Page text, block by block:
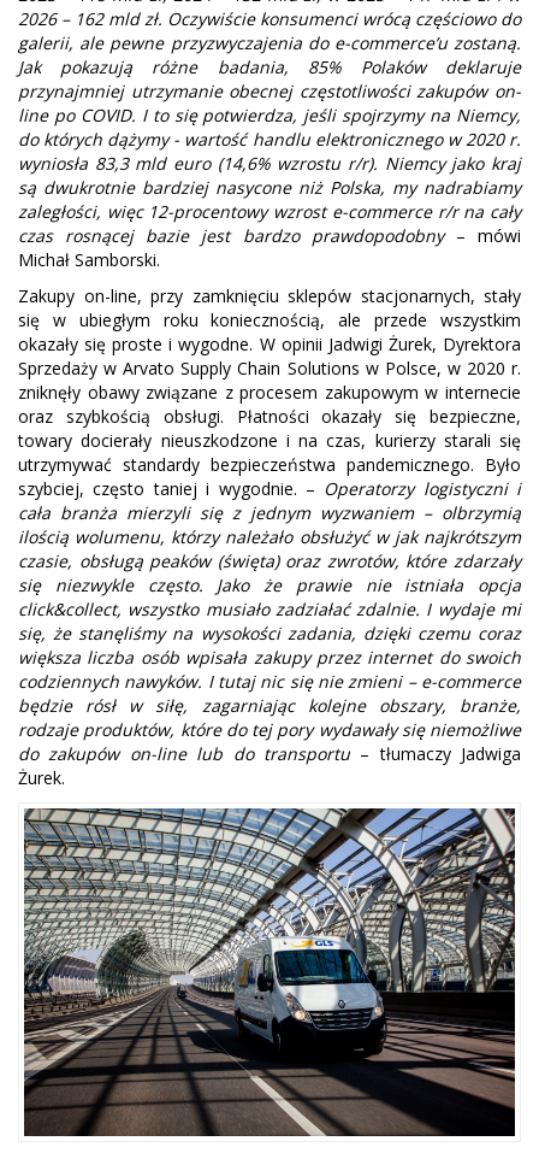
2026 – 162 mld zł. Oczywiście konsumenci wrócą częściowo do
galerii, ale pewne przyzwyczajenia do e-commerce’u zostaną.
Jak pokazują różne badania, 85% Polaków deklaruje
przynajmniej utrzymanie obecnej częstotliwości zakupów on-
line po COVID. I to się potwierdza, jeśli spojrzymy na Niemcy,
do których dążymy - wartość handlu elektronicznego w 2020 r.
wyniosła 83,3 mld euro (14,6% wzrostu r/r). Niemcy jako kraj
są dwukrotnie bardziej nasycone niż Polska, my nadrabiamy
zaległości, więc 12-procentowy wzrost e-commerce r/r na cały
czas rosnącej bazie jest bardzo prawdopodobny– mówi
Michał Samborski.
Zakupy on-line, przy zamknięciu sklepów stacjonarnych, stały
się w ubiegłym roku koniecznością, ale przede wszystkim
okazały się proste i wygodne. W opinii Jadwigi Żurek, Dyrektora
Sprzedaży w Arvato Supply Chain Solutions w Polsce, w 2020 r.
zniknęły obawy związane z procesem zakupowym w internecie
oraz szybkością obsługi. Płatności okazały się bezpieczne,
towary docierały nieuszkodzone i na czas, kurierzy starali się
utrzymywać standardy bezpieczeństwa pandemicznego. Było
szybciej, często taniej i wygodnie. – Operatorzy logistyczni i
cała branża mierzyli się z jednym wyzwaniem – olbrzymią
ilością wolumenu, którzy należało obsłużyć w jak najkrótszym
czasie, obsługą peaków (święta) oraz zwrotów, które zdarzały
się niezwykle często. Jako że prawie nie istniała opcja
click&collect, wszystko musiało zadziałać zdalnie. I wydaje mi
się, że stanęliśmy na wysokości zadania, dzięki czemu coraz
większa liczba osób wpisała zakupy przez internet do swoich
codziennych nawyków. I tutaj nic się nie zmieni – e-commerce
będzie rósł w siłę, zagarniając kolejne obszary, branże,
rodzaje produktów, które do tej pory wydawały się niemożliwe
do zakupów on-line lub do transportu– tłumaczy Jadwiga
Żurek.